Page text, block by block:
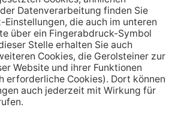
Zusätzlich fördert
des Essens das Sättigungsgefühl.
dein Wasser auf
von purem Mineralwasser
dann kannst du deine Getränke mit
Mische dir einfach